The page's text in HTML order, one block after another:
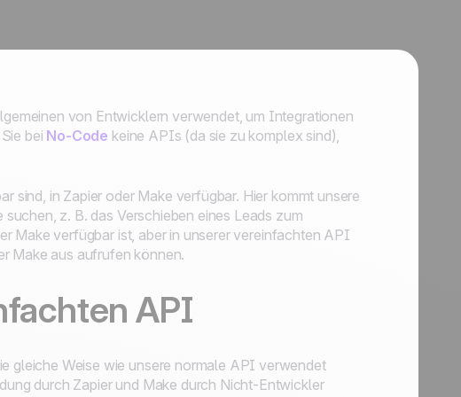
von Entwicklern verwendet, um Integrationen
bei No-Code keine APIs (da sie zu komplex sind),
sind, in Zapier oder Make verfügbar. Hier kommt unsere
z. B. das Verschieben eines Leads zum
Make verfügbar ist, aber in unserer vereinfachten API
Make aus aufrufen können.
API
gleiche Weise wie unsere normale API verwendet
durch Zapier und Make durch Nicht-Entwickler